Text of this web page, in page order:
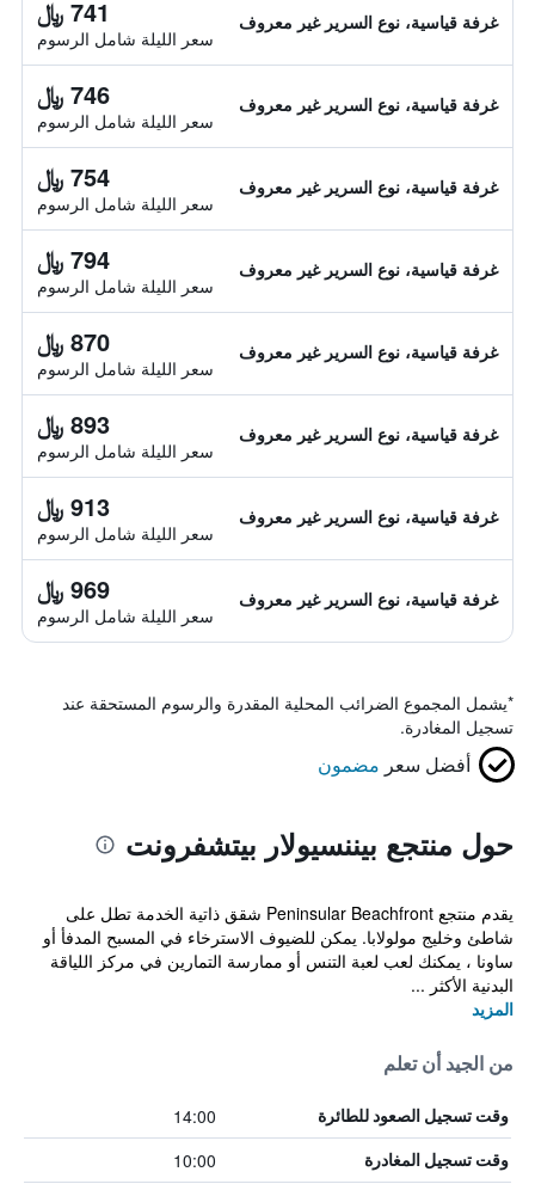
غرفة قياسية، نوع السرير غير معروف 741 ﷼
سعر الليلة شامل الرسوم
غرفة قياسية، نوع السرير غير معروف 746 ﷼
سعر الليلة شامل الرسوم
غرفة قياسية، نوع السرير غير معروف 754 ﷼
سعر الليلة شامل الرسوم
غرفة قياسية، نوع السرير غير معروف 794 ﷼
سعر الليلة شامل الرسوم
غرفة قياسية، نوع السرير غير معروف 870 ﷼
سعر الليلة شامل الرسوم
غرفة قياسية، نوع السرير غير معروف 893 ﷼
سعر الليلة شامل الرسوم
غرفة قياسية، نوع السرير غير معروف 913 ﷼
سعر الليلة شامل الرسوم
غرفة قياسية، نوع السرير غير معروف 969 ﷼
سعر الليلة شامل الرسوم
*يشمل المجموع الضرائب المحلية المقدرة والرسوم المستحقة عند
تسجيل المغادرة.
أفضل سعر مضمون
حول منتجع بيننسيولار بيتشفرونت
يقدم منتجع Peninsular Beachfront شقق ذاتية الخدمة تطل على
شاطئ وخليج مولولابا. يمكن للضيوف الاسترخاء في المسبح المدفأ أو
ساونا ، يمكنك لعب لعبة التنس أو ممارسة التمارين في مركز اللياقة
البدنية الأكثر ...
المزيد
من الجيد أن تعلم
وقت تسجيل الصعود للطائرة 14:00
وقت تسجيل المغادرة 10:00